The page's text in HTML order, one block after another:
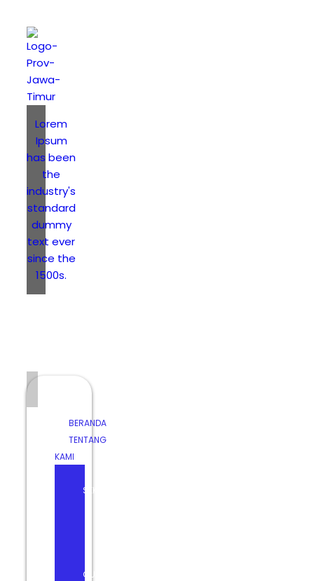
Lorem
Ipsum
has been
the
industry's
standard
dummy
text ever
since the
1500s.
BERANDA
TENTANG
KAMI
SEKOLAH
GURU